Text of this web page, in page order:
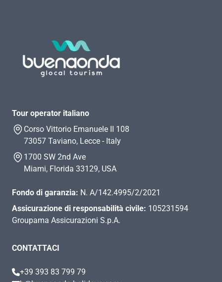
Tour operator italiano
Corso Vittorio Emanuele II 108
73057 Taviano, Lecce - Italy
1700 SW 2nd Ave
Miami, Florida 33129, USA
Fondo di garanzia: N. A/142.4995/2/2021
Assicurazione di responsabilità civile: 105231594
Groupama Assicurazioni S.p.A.
CONTATTACI
+39 393 83 799 79